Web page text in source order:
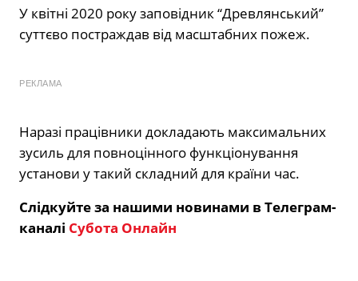
У квітні 2020 року заповідник “Древлянський”
суттєво постраждав від масштабних пожеж.
РЕКЛАМА
Наразі працівники докладають максимальних
зусиль для повноцінного функціонування
установи у такий складний для країни час.
Слідкуйте за нашими новинами в Телеграм-
каналі Субота Онлайн